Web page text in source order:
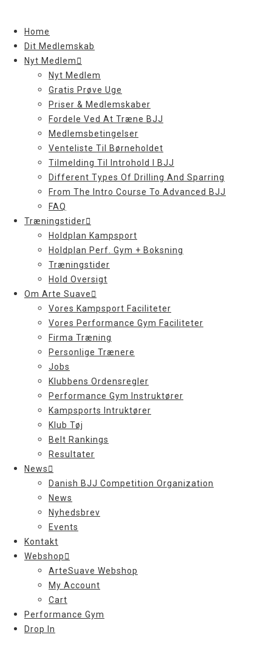
contentHome
Dit Medlemskab
Nyt Medlem
Nyt Medlem
Gratis Prøve Uge
Priser & Medlemskaber
Fordele Ved At Træne BJJ
Medlemsbetingelser
Venteliste Til Børneholdet
Tilmelding Til Introhold I BJJ
Different Types Of Drilling And Sparring
From The Intro Course To Advanced BJJ
FAQ
Træningstider
Holdplan Kampsport
Holdplan Perf. Gym + Boksning
Træningstider
Hold Oversigt
Om Arte Suave
Vores Kampsport Faciliteter
Vores Performance Gym Faciliteter
Firma Træning
Personlige Trænere
Jobs
Klubbens Ordensregler
Performance Gym Instruktører
Kampsports Intruktører
Klub Tøj
Belt Rankings
Resultater
News
Danish BJJ Competition Organization
News
Nyhedsbrev
Events
Kontakt
Webshop
ArteSuave Webshop
My Account
Cart
Performance Gym
Drop In